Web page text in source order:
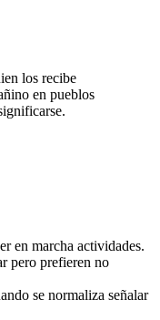
los recibe
en pueblos
en marcha actividades.
pero prefieren no
se normaliza señalar